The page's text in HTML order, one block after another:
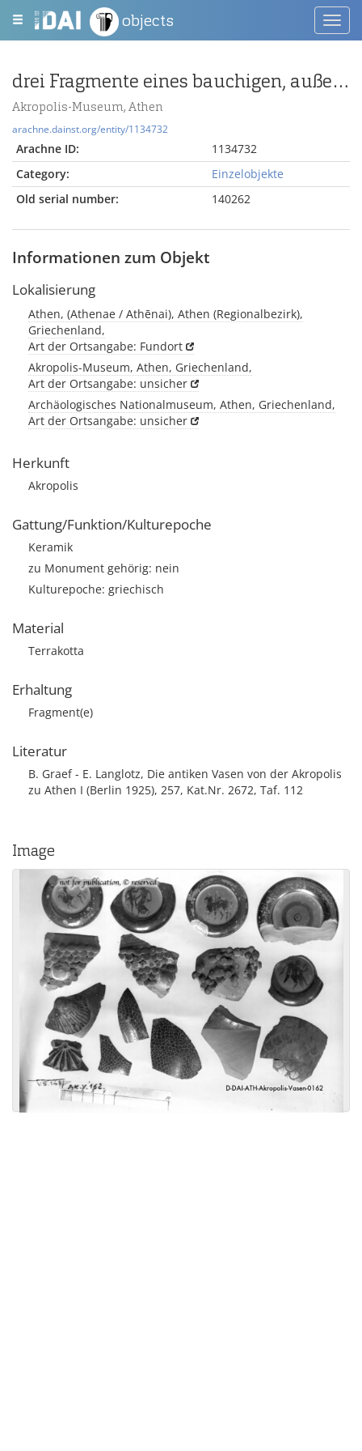
objects
drei Fragmente eines bauchigen, außen geschuppten Gefäßes
Akropolis-Museum, Athen
arachne.dainst.org/entity/1134732
Arachne ID:
1134732
Category:
Einzelobjekte
Old serial number:
140262
Informationen zum Objekt
Lokalisierung
Athen, (Athenae / Athēnai), Athen (Regionalbezirk),
Griechenland,
Art der Ortsangabe: Fundort
Akropolis-Museum, Athen, Griechenland,
Art der Ortsangabe: unsicher
Archäologisches Nationalmuseum, Athen, Griechenland,
Art der Ortsangabe: unsicher
Herkunft
Akropolis
Gattung/Funktion/Kulturepoche
Keramik
zu Monument gehörig: nein
Kulturepoche: griechisch
Material
Terrakotta
Erhaltung
Fragment(e)
Literatur
B. Graef - E. Langlotz, Die antiken Vasen von der Akropolis
zu Athen I (Berlin 1925), 257, Kat.Nr. 2672, Taf. 112
Image